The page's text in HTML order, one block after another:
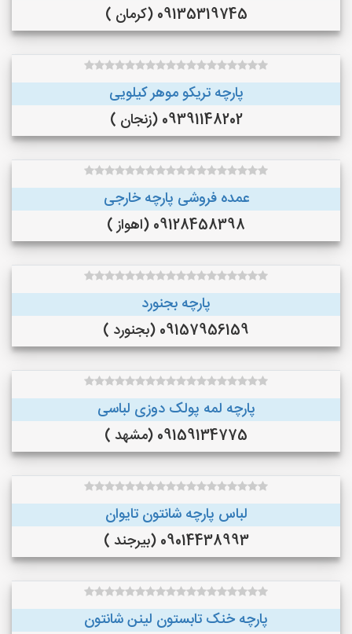
09135319745 (کرمان )
پارچه تریکو موهر کیلویی
09391148202 (زنجان )
عمده فروشی پارچه خارجی
09128458398 (اهواز )
پارچه بجنورد
09157956159 (بجنورد )
پارچه لمه پولک دوزی لباسی
09159134775 (مشهد )
لباس پارچه شانتون تایوان
09014438993 (بیرجند )
پارچه خنک تابستون لینن شانتون